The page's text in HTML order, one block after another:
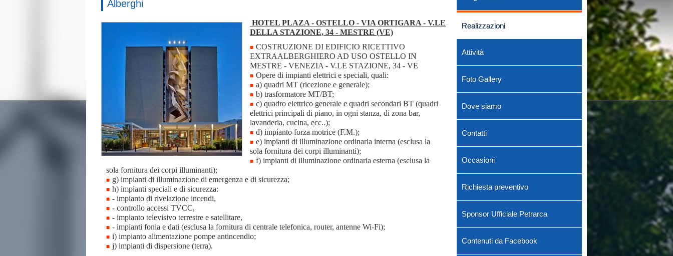
Alberghi
HOTEL PLAZA - OSTELLO - VIA ORTIGARA - V.LE
DELLA STAZIONE, 34 - MESTRE (VE)
COSTRUZIONE DI EDIFICIO RICETTIVO
EXTRAALBERGHIERO AD USO OSTELLO IN
MESTRE - VENEZIA - V.LE STAZIONE, 34 - VE
Opere di impianti elettrici e speciali, quali:
a) quadri MT (ricezione e generale);
b) trasformatore MT/BT;
c) quadro elettrico generale e quadri secondari BT (quadri
elettrici principali di piano, in ogni stanza, di zona bar,
lavanderia, cucina, ecc..);
d) impianto forza motrice (F.M.);
e) impianti di illuminazione ordinaria interna (esclusa la
sola fornitura dei corpi illuminanti);
f) impianti di illuminazione ordinaria esterna (esclusa la
sola fornitura dei corpi illuminanti);
g) impianti di illuminazione di emergenza e di sicurezza;
h) impianti speciali e di sicurezza:
- impianto di rivelazione incendi,
- controllo accessi TVCC,
- impianto televisivo terrestre e satellitare,
- impianti fonia e dati (esclusa la fornitura di centrale telefonica, router, antenne Wi-Fi);
i) impianto alimentazione pompe antincendio;
j) impianti di dispersione (terra).
Realizzazioni
Attività
Foto Gallery
Dove siamo
Contatti
Occasioni
Richiesta preventivo
Sponsor Ufficiale Petrarca
Contenuti da Facebook